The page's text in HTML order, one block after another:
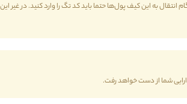
انتقال به این کیف پول‌ها حتما باید کد تگ را وارد کنید.
شما از دست خواهد رفت.